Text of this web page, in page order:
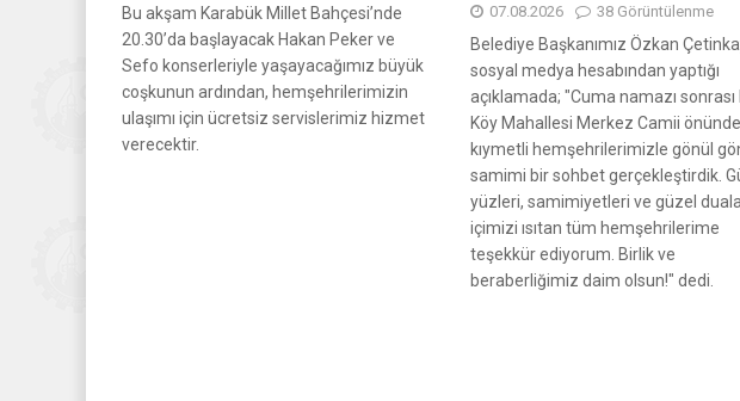
Bu akşam Karabük Millet Bahçesi’nde
20.30’da başlayacak Hakan Peker ve
Sefo konserleriyle yaşayacağımız büyük
coşkunun ardından, hemşehrilerimizin
ulaşımı için ücretsiz servislerimiz hizmet
verecektir.
07.08.2026 38 Görüntülenme
Belediye Başkanımız Özkan
sosyal medya hesabından yaptığı
açıklamada; "Cuma namazı sonrası
Köy Mahallesi Merkez Camii önünde
kıymetli hemşehrilerimizle gönül
samimi bir sohbet gerçekleştirdik.
yüzleri, samimiyetleri ve güzel
içimizi ısıtan tüm hemşehrilerime
teşekkür ediyorum. Birlik ve
beraberliğimiz daim olsun!" dedi.